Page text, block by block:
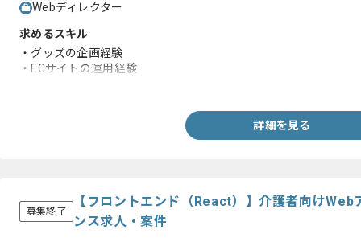
Webディレクター
求めるスキル
・グッズの企画経験
・ECサイトの運用経験
詳細を見る
募集終了
【フロントエンド（React）】介護者向けWeb
ンス求人・案件